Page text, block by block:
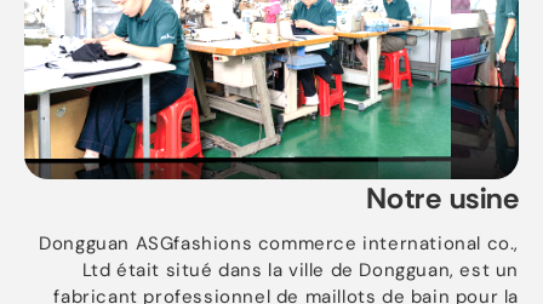
Notre usine
Dongguan ASGfashions commerce international co.,
Ltd était situé dans la ville de Dongguan, est un
fabricant professionnel de maillots de bain pour la